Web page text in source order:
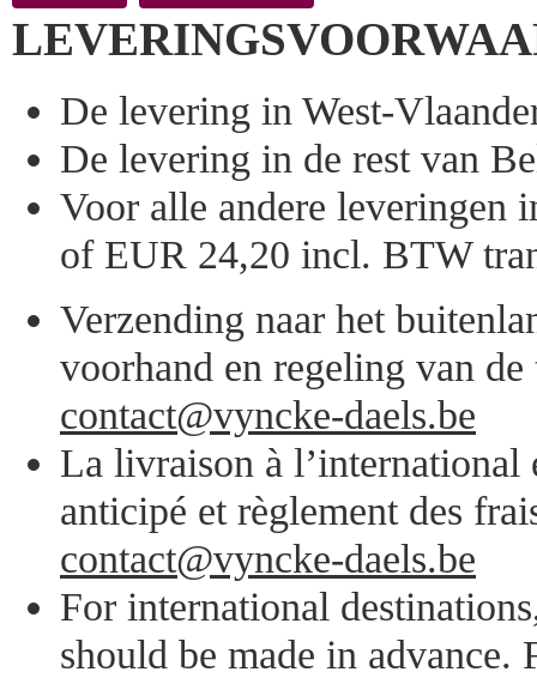
De levering in West-
De levering in de rest van
Voor alle andere
of EUR 24,20 incl. BTW
Verzending naar het
voorhand en regeling van
contact@vyncke-daels.be
La livraison à l’international
anticipé et règlement des
contact@vyncke-daels.be
For international
should be made in advance.